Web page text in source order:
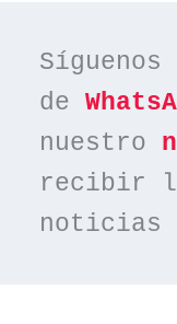
de
nuestro
recibir
noticias